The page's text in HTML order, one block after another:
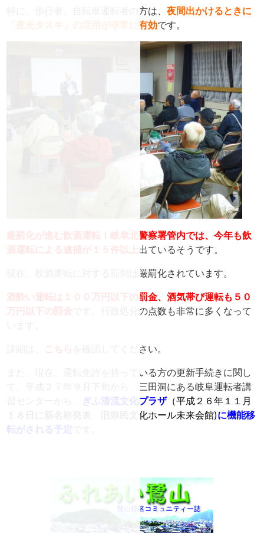
特に、歩行者、自転車運転者の方は、夜間出かけるときに
「夜光タスキ」の活用が非常に有効です。
厳罰化が進む飲酒運転！岐阜北警察署管内では、今年も飲
酒運転による逮捕が１５件以上 出ているそうです。
現在、飲酒運転に対する罰則は厳罰化されています。
酒酔い運転は１００万円以下の罰金、酒気帯び運転も５０
万円以下の罰金 です。行政処分の点数も非常に多くなって
こちら
を確認してください。
また、現在、運転免許を持っている方の更新手続きに関し
て、平成２７年９月下旬から、三田洞にある岐阜運転者講
ぎふ清流文化プラザ（平成２６年１１月
１８日に新名称発表
旧県民文化ホール未来会館)に機能移
転がされる予定